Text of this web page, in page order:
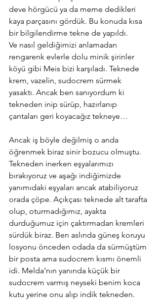
deve hörgücü ya da meme dedikleri
kaya parçasını gördük. Bu konuda kısa
bir bilgilendirme tekne de yapıldı.
Ve nasıl geldiğimizi anlamadan
rengarenk evlerle dolu minik şirinler
köyü gibi Meis bizi karşıladı. Teknede
krem, vazelin, sudocrem sürmek
yasaktı. Ancak ben sanıyordum ki
tekneden inip sürüp, hazırlanıp
çantaları geri koyacağız tekneye…
Ancak iş böyle değilmiş o anda
öğrenmek biraz sinir bozucu olmuştu.
Tekneden inerken eşyalarımızı
bırakıyoruz ve aşağı indiğimizde
yanımıdaki eşyaları ancak atabiliyoruz
orada çöpe. Açıkçası teknede alt tarafta
olup, oturmadığımız, ayakta
durduğumuz için çaktırmadan kremleri
sürdük biraz. Ben aslında güneş koruyu
losyonu önceden odada da sürmüştüm
bir posta ama sudocrem kısmı önemli
idi. Melda’nın yanında küçük bir
sudocrem varmış neyseki benim koca
kutu yerine onu alıp indik tekneden.